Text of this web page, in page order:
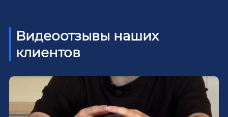
Видеоотзывы наших
клиентов